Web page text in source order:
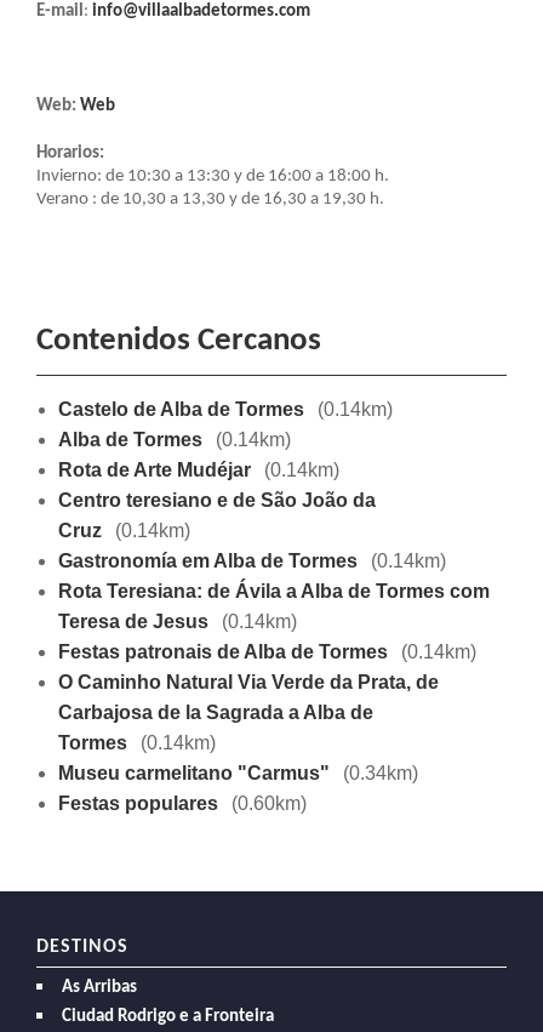
E-mail: info@villaalbadetormes.com
Web: Web
Horarios:
Invierno: de 10:30 a 13:30 y de 16:00 a 18:00 h.
Verano : de 10,30 a 13,30 y de 16,30 a 19,30 h.
Contenidos Cercanos
Castelo de Alba de Tormes
(0.14km)
Alba de Tormes
(0.14km)
Rota de Arte Mudéjar
(0.14km)
Centro teresiano e de São João da
Cruz
(0.14km)
Gastronomía em Alba de Tormes
(0.14km)
Rota Teresiana: de Ávila a Alba de Tormes com
Teresa de Jesus
(0.14km)
Festas patronais de Alba de Tormes
(0.14km)
O Caminho Natural Via Verde da Prata, de
Carbajosa de la Sagrada a Alba de
Tormes
(0.14km)
Museu carmelitano "Carmus"
(0.34km)
Festas populares
(0.60km)
DESTINOS
As Arribas
Ciudad Rodrigo e a Fronteira